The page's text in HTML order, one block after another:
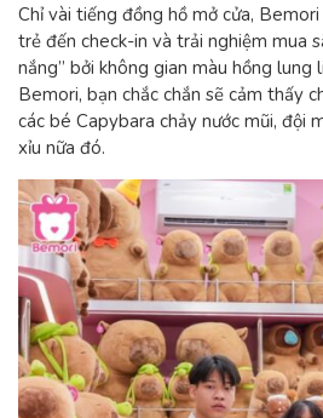
Chỉ vài tiếng đồng hồ mở cửa,
trẻ đến check-in và trải nghiệm mua
nắng” bởi không gian màu hồng lung
Bemori, bạn chắc chắn sẽ cảm thấy
các bé Capybara chảy nước mũi, đội
xỉu nữa đó.